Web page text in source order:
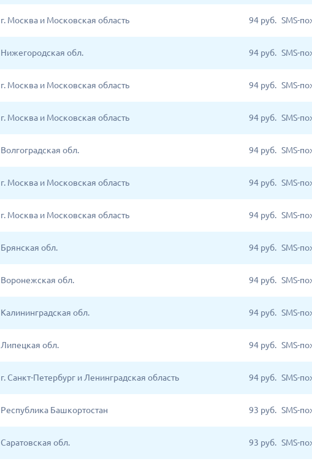
г. Москва и Московская область 94 руб. SMS-
Нижегородская обл. 94 руб. SMS-
г. Москва и Московская область 94 руб. SMS-
г. Москва и Московская область 94 руб. SMS-
Волгоградская обл. 94 руб. SMS-
г. Москва и Московская область 94 руб. SMS-
г. Москва и Московская область 94 руб. SMS-
Брянская обл. 94 руб. SMS-
Воронежская обл. 94 руб. SMS-
Калининградская обл. 94 руб. SMS-
Липецкая обл. 94 руб. SMS-
г. Санкт-Петербург и Ленинградская область 94 руб. SMS-
Республика Башкортостан 93 руб. SMS-
Саратовская обл. 93 руб. SMS-